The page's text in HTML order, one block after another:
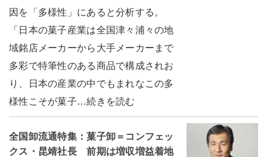
因を「多様性」にあると分析する。
「日本の菓子産業は全国津々浦々の地
域銘店メーカーから大手メーカーまで
多彩で特筆性のある商品で構成されお
り、日本の産業の中でもまれなこの多
様性こそが菓子…続きを読む
全国卸流通特集：菓子卸＝コンフェッ
クス・昆靖社長 前期は増収増益着地